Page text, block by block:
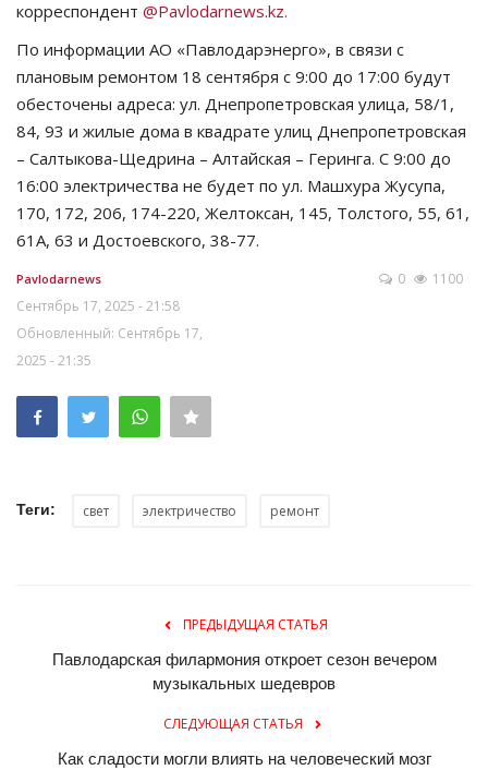
Курултай
Язык
Қазақша
корреспондент @Pavlodarnews.kz.
По информации АО «Павлодарэнерго», в связи с
плановым ремонтом 18 сентября с 9:00 до 17:00 будут
обесточены адреса: ул. Днепропетровская улица, 58/1,
84, 93 и жилые дома в квадрате улиц Днепропетровская
– Салтыкова-Щедрина – Алтайская – Геринга. С 9:00 до
16:00 электричества не будет по ул. Машхура Жусупа,
170, 172, 206, 174-220, Желтоксан, 145, Толстого, 55, 61,
61А, 63 и Достоевского, 38-77.
Pavlodarnews
Сентябрь 17, 2025 - 21:58
Обновленный: Сентябрь 17,
2025 - 21:35
0 1100
Теги: свет электричество ремонт
ПРЕДЫДУЩАЯ СТАТЬЯ
Павлодарская филармония откроет сезон вечером
музыкальных шедевров
СЛЕДУЮЩАЯ СТАТЬЯ
Как сладости могли влиять на человеческий мозг